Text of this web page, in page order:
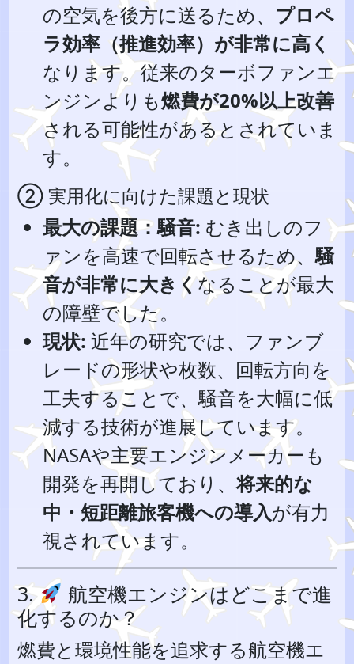
の空気を後方に送るため、 プロペ
ラ効率（推進効率）が非常に高く
なります。従来のターボファンエ
ンジンよりも燃費が20%以上改善
される可能性があるとされていま
す。
② 実用化に向けた課題と現状
最大の課題：騒音: むき出しのフ
ァンを高速で回転させるため、騒
音が非常に大きく なることが最大
の障壁でした。
現状: 近年の研究では、ファンブ
レードの形状や枚数、回転方向を
工夫することで、騒音を大幅に低
減する技術が進展しています。
NASAや主要エンジンメーカーも
開発を再開しており、将来的な
中・短距離旅客機への導入が有力
視されています。
3.
航空機エンジンはどこまで進
化するのか？
燃費と環境性能を追求する航空機エ